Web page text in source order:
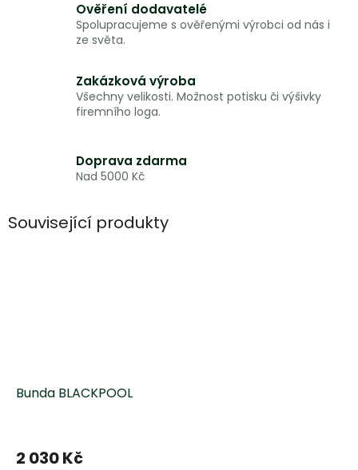
Ověření dodavatelé
Spolupracujeme s ověřenými výrobci od nás i
ze světa.
Zakázková výroba
Všechny velikosti. Možnost potisku či výšivky
firemního loga.
Doprava zdarma
Nad 5000 Kč
Související produkty
Bunda BLACKPOOL
2 030 Kč